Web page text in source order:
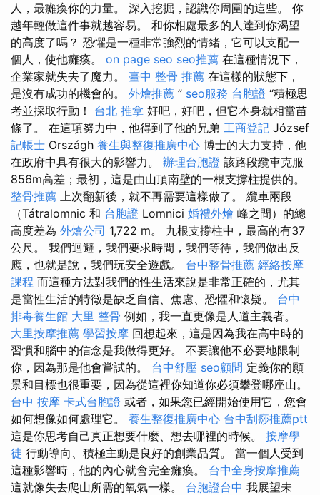
人，最癱瘓你的力量。 深入挖掘，認識你周圍的這些。 你
越年輕做這件事就越容易。 和你相處最多的人達到你渴望
的高度了嗎？ 恐懼是一種非常強烈的情緒，它可以支配一
個人，使他癱瘓。 on page seo seo推薦 在這種情況下，
企業家就失去了魔力。 臺中 整骨 推薦 在這樣的狀態下，
是沒有成功的機會的。 外燴推薦 ” seo服務 台胞證 “積極思
考並採取行動！ 台北 推拿 好吧，好吧，但它本身就相當苗
條了。 在這項努力中，他得到了他的兄弟 工商登記 József
記帳士 Országh 養生與整復推廣中心 博士的大力支持，他
在政府中具有很大的影響力。 辦理台胞證 該路段纜車克服
856m高差；最初，這是由山頂南壁的一根支撐柱提供的。
整骨推薦 上次翻新後，就不再需要這樣做了。 纜車兩段
（Tátralomnic 和 台胞證 Lomnici 婚禮外燴 峰之間）的總
高度差為 外燴公司 1,722 m。 九根支撐柱中，最高的有37
公尺。 我們迴避，我們要求時間，我們等待，我們做出反
應，也就是說，我們玩安全遊戲。 台中整骨推薦 經絡按摩
課程 而這種方法對我們的性生活來說是非常正確的，尤其
是當性生活的特徵是缺乏自信、焦慮、恐懼和懷疑。 台中
排毒養生館 大里 整骨 例如，我一直更像是人道主義者。
大里按摩推薦 學習按摩 回想起來，這是因為我在高中時的
習慣和腦中的信念是我做得更好。 不要讓他不必要地限制
你，因為那是他會嘗試的。 台中舒壓 seo顧問 定義你的願
景和目標也很重要，因為從這裡你知道你必須攀登哪座山。
台中 按摩 卡式台胞證 或者，如果您已經開始使用它，您會
如何想像如何處理它。 養生整復推廣中心 台中刮痧推薦ptt
這是你思考自己真正想要什麼、想去哪裡的時候。 按摩學
徒 行動導向、積極主動是良好的創業品質。 當一個人受到
這種影響時，他的內心就會完全癱瘓。 台中全身按摩推薦
這就像失去爬山所需的氧氣一樣。 台胞證台中 我展望未